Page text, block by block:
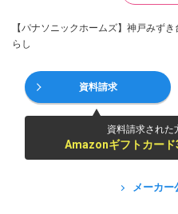
【パナソニックホームズ】神戸みず
らし
資料請求
資料請求された
Amazonギフトカード
メーカー